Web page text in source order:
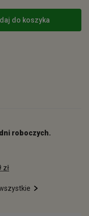
do koszyka
roboczych.
zł